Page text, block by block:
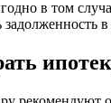
в том
задолженность